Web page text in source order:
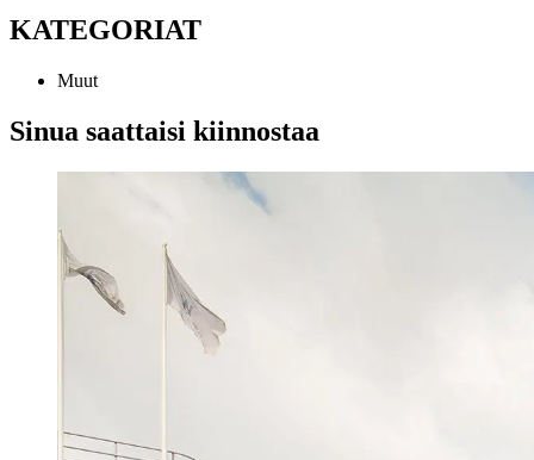
KATEGORIAT
Muut
Sinua saattaisi kiinnostaa